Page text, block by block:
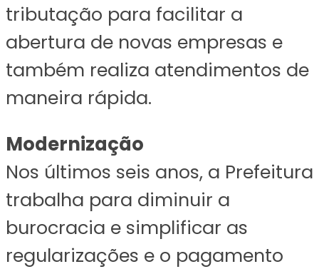
tributação para facilitar a
abertura de novas empresas e
também realiza atendimentos de
maneira rápida.
Modernização
Nos últimos seis anos, a Prefeitura
trabalha para diminuir a
burocracia e simplificar as
regularizações e o pagamento